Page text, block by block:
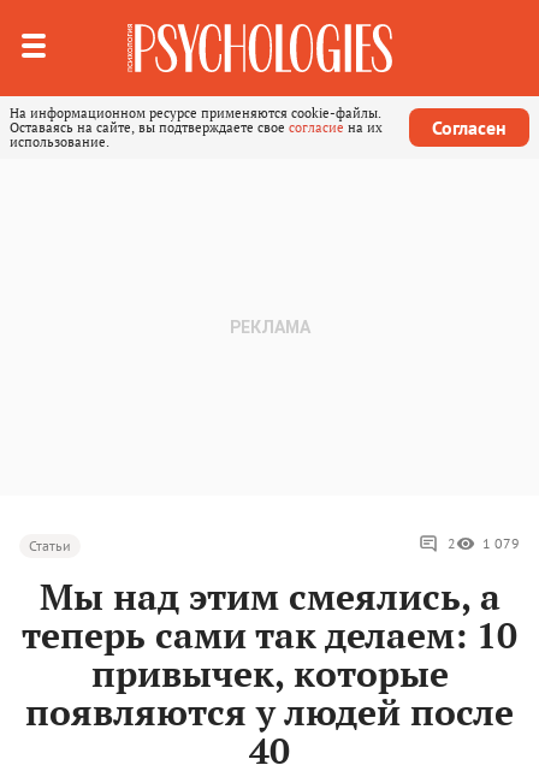
На информационном ресурсе применяются cookie-файлы.
Оставаясь на сайте, вы подтверждаете свое согласие на их
использование.
Согласен
Статьи 2 1 079
Мы над этим смеялись, а
теперь сами так делаем: 10
привычек, которые
появляются у людей после
40